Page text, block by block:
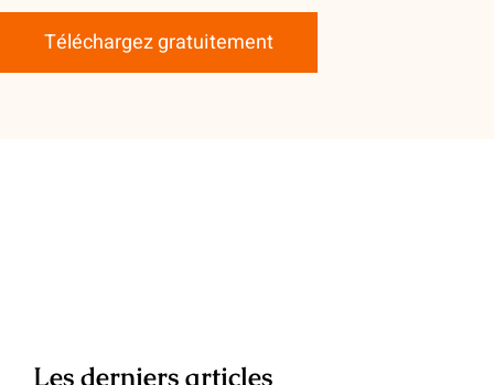
Téléchargez gratuitement
Les derniers articles